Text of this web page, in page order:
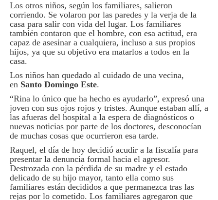
Los otros niños, según los familiares, salieron
corriendo. Se volaron por las paredes y la verja de la
casa para salir con vida del lugar. Los familiares
también contaron que el hombre, con esa actitud, era
capaz de asesinar a cualquiera, incluso a sus propios
hijos, ya que su objetivo era matarlos a todos en la
casa.
Los niños han quedado al cuidado de una vecina,
en Santo Domingo Este.
“Rina lo único que ha hecho es ayudarlo”, expresó una
joven con sus ojos rojos y tristes. Aunque estaban allí, a
las afueras del hospital a la espera de diagnósticos o
nuevas noticias por parte de los doctores, desconocían
de muchas cosas que ocurrieron esa tarde.
Raquel, el día de hoy decidió acudir a la fiscalía para
presentar la denuncia formal hacia el agresor.
Destrozada con la pérdida de su madre y el estado
delicado de su hijo mayor, tanto ella como sus
familiares están decididos a que permanezca tras las
rejas por lo cometido. Los familiares agregaron que